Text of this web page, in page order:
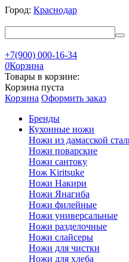
Город: Краснодар
+7(900) 000-16-34
0Корзина
Товары в корзине:
Корзина пуста
Корзина Оформить заказ
Бренды
Кухонные ножи
Ножи из дамасской
Ножи поварские
Ножи сантоку
Нож Kiritsuke
Ножи Накири
Ножи Янагиба
Ножи филейные
Ножи универсальные
Ножи разделочные
Ножи слайсеры
Ножи для чистки
Ножи для хлеба